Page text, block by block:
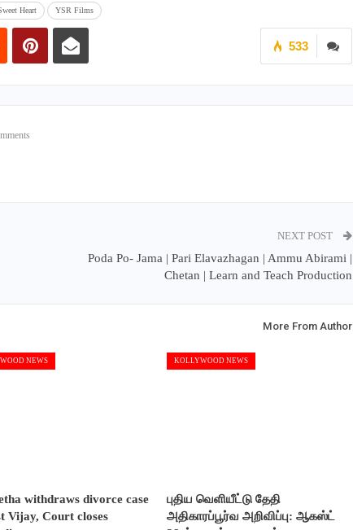
Heart YSR Films
533
NEXT POST
Poda Po- Jama | Pari Elavazhagan | Ammu Abirami |
Chetan | Learn and Teach Production
More From Author
NEWS
withdraws divorce case
Vijay, Court closes
KOLLYWOOD NEWS
புதிய வெளியீட்டு தேதி
அதிகாரப்பூர்வ அறிவிப்பு: ஆகஸ்ட்